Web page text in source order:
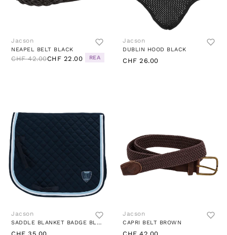
Jacson
NEAPEL BELT BLACK
CHF 42.00CHF 22.00 REA
Jacson
DUBLIN HOOD BLACK
CHF 26.00
Jacson
SADDLE BLANKET BADGE BLUE
Jacson
CAPRI BELT BROWN